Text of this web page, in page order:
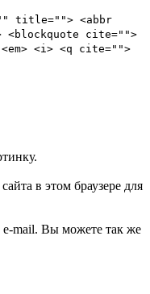
title=""> <abbr
cite="">
<i> <q cite="">
в этом браузере для
e-mail. Вы можете так же